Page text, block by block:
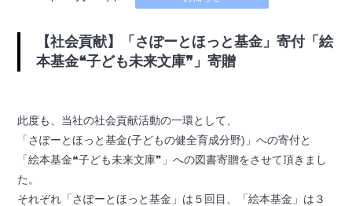
【社会貢献】「さぽーとほっと基金」寄付「絵
本基金❝子ども未来文庫❞」寄贈
此度も、当社の社会貢献活動の一環として、
「さぽーとほっと基金(子どもの健全育成分野)」への寄付と
「絵本基金❝子ども未来文庫❞」への図書寄贈をさせて頂きまし
た。
それぞれ「さぽーとほっと基金」は５回目、「絵本基金」は３